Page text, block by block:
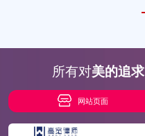
所有对美的追求
网站页面